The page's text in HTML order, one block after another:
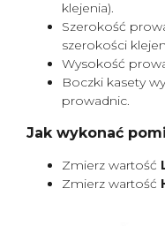
klejenia).
Szerokość
szerokości
Wysokość
Boczki kasety
prowadnic.
Jak wykonać
Zmierz wartość
Zmierz wartość